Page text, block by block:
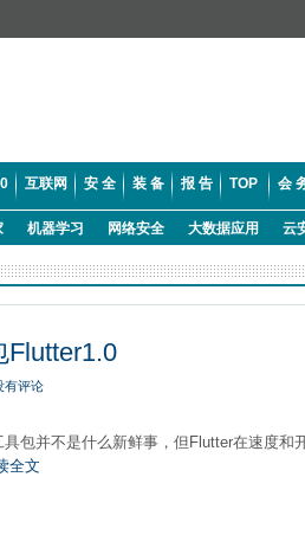
互联网 安 全 装 备 报 告 TOP 会
机器学习 网络安全 大数据应用 云
Flutter1.0
有评论
包并不是什么新鲜事，但Flutter在速度和
全文